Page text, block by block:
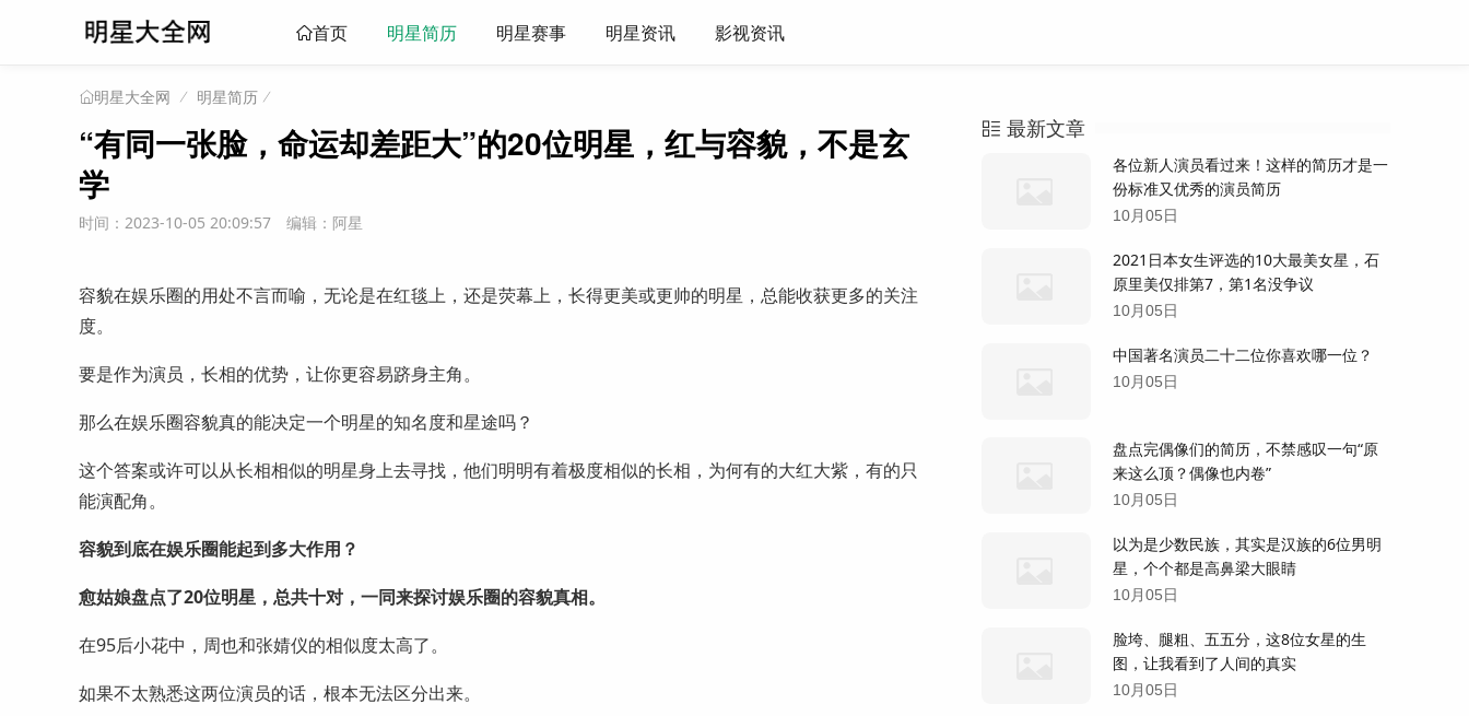
首页 明星简历 明星赛事 明星资讯 影视资讯
明星大全网 明星简历
“有同一张脸，命运却差距大”的20位明星，红与容貌，不是玄
学
时间：2023-10-05 20:09:57 编辑：阿星
容貌在娱乐圈的用处不言而喻，无论是在红毯上，还是荧幕上，长得更美或更帅的明星，总能收获更多的关注
度。
要是作为演员，长相的优势，让你更容易跻身主角。
那么在娱乐圈容貌真的能决定一个明星的知名度和星途吗？
这个答案或许可以从长相相似的明星身上去寻找，他们明明有着极度相似的长相，为何有的大红大紫，有的只
能演配角。
容貌到底在娱乐圈能起到多大作用？
愈姑娘盘点了20位明星，总共十对，一同来探讨娱乐圈的容貌真相。
在95后小花中，周也和张婧仪的相似度太高了。
如果不太熟悉这两位演员的话，根本无法区分出来。
最新文章
各位新人演员看过来！这样的简历才是一
份标准又优秀的演员简历
10月05日
2021日本女生评选的10大最美女星，石
原里美仅排第7，第1名没争议
10月05日
中国著名演员二十二位你喜欢哪一位？
10月05日
盘点完偶像们的简历，不禁感叹一句“原
来这么顶？偶像也内卷”
10月05日
以为是少数民族，其实是汉族的6位男明
星，个个都是高鼻梁大眼睛
10月05日
脸垮、腿粗、五五分，这8位女星的生
图，让我看到了人间的真实
10月05日